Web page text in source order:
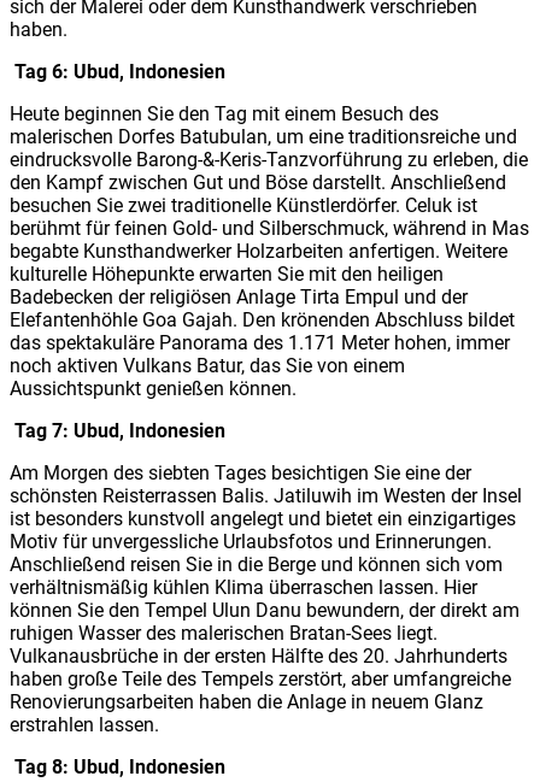
sich der Malerei oder dem Kunsthandwerk verschrieben
haben.
Tag 6: Ubud, Indonesien
Heute beginnen Sie den Tag mit einem Besuch des
malerischen Dorfes Batubulan, um eine traditionsreiche und
eindrucksvolle Barong-&-Keris-Tanzvorführung zu erleben, die
den Kampf zwischen Gut und Böse darstellt. Anschließend
besuchen Sie zwei traditionelle Künstlerdörfer. Celuk ist
berühmt für feinen Gold- und Silberschmuck, während in Mas
begabte Kunsthandwerker Holzarbeiten anfertigen. Weitere
kulturelle Höhepunkte erwarten Sie mit den heiligen
Badebecken der religiösen Anlage Tirta Empul und der
Elefantenhöhle Goa Gajah. Den krönenden Abschluss bildet
das spektakuläre Panorama des 1.171 Meter hohen, immer
noch aktiven Vulkans Batur, das Sie von einem
Aussichtspunkt genießen können.
Tag 7: Ubud, Indonesien
Am Morgen des siebten Tages besichtigen Sie eine der
schönsten Reisterrassen Balis. Jatiluwih im Westen der Insel
ist besonders kunstvoll angelegt und bietet ein einzigartiges
Motiv für unvergessliche Urlaubsfotos und Erinnerungen.
Anschließend reisen Sie in die Berge und können sich vom
verhältnismäßig kühlen Klima überraschen lassen. Hier
können Sie den Tempel Ulun Danu bewundern, der direkt am
ruhigen Wasser des malerischen Bratan-Sees liegt.
Vulkanausbrüche in der ersten Hälfte des 20. Jahrhunderts
haben große Teile des Tempels zerstört, aber umfangreiche
Renovierungsarbeiten haben die Anlage in neuem Glanz
erstrahlen lassen.
Tag 8: Ubud, Indonesien